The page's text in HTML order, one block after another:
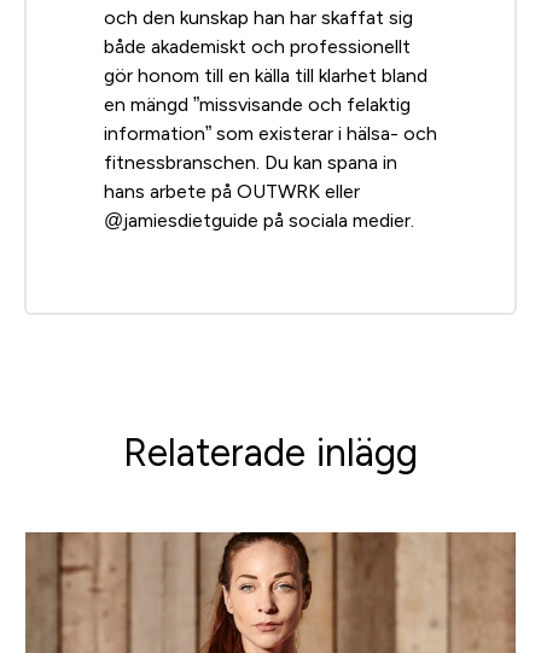
och den kunskap han har skaffat sig
både akademiskt och professionellt
gör honom till en källa till klarhet bland
en mängd ”missvisande och felaktig
information” som existerar i hälsa- och
fitnessbranschen. Du kan spana in
hans arbete på OUTWRK eller
@jamiesdietguide på sociala medier.
Relaterade inlägg